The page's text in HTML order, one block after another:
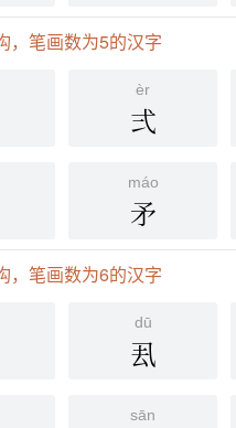
，笔画数为5的汉字
èr
弍
máo
矛
，笔画数为6的汉字
dū
厾
sān